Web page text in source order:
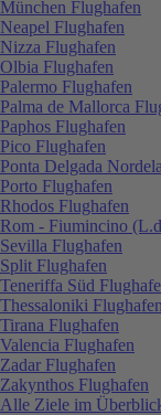
München Flughafen
Neapel Flughafen
Nizza Flughafen
Olbia Flughafen
Palermo Flughafen
Palma de Mallorca
Paphos Flughafen
Pico Flughafen
Ponta Delgada
Porto Flughafen
Rhodos Flughafen
Rom - Fiumincino
Sevilla Flughafen
Split Flughafen
Teneriffa Süd
Thessaloniki Flughafen
Tirana Flughafen
Valencia Flughafen
Zadar Flughafen
Zakynthos Flughafen
Alle Ziele im